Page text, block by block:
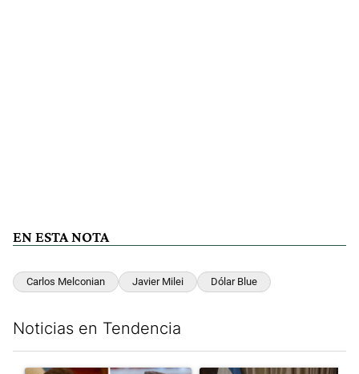
EN ESTA NOTA
Carlos Melconian Javier Milei Dólar Blue
Noticias en Tendencia